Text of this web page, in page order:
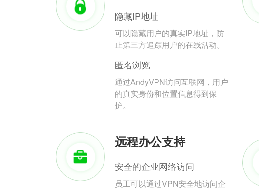
隐藏IP地址
可以隐藏用户的真实IP地址，防
止第三方追踪用户的在线活动。
匿名浏览
通过AndyVPN访问互联网，用户
的真实身份和位置信息得到保
护。
远程办公支持
安全的企业网络访问
员工可以通过VPN安全地访问企